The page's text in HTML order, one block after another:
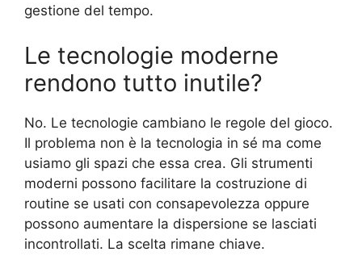
gestione del tempo.
Le tecnologie moderne
rendono tutto inutile?
No. Le tecnologie cambiano le regole del gioco.
Il problema non è la tecnologia in sé ma come
usiamo gli spazi che essa crea. Gli strumenti
moderni possono facilitare la costruzione di
routine se usati con consapevolezza oppure
possono aumentare la dispersione se lasciati
incontrollati. La scelta rimane chiave.